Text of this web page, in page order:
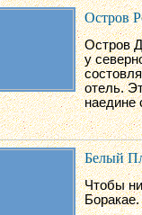
Остров
Остров
у
отель.
наедине
Белый
Чтобы
Боракае.